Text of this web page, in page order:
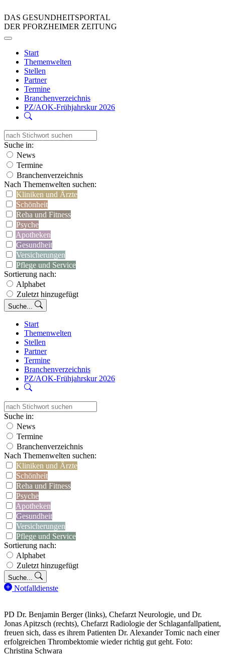
DAS GESUNDHEITSPORTAL
DER PFORZHEIMER ZEITUNG
Start
Themenwelten
Stellen
Partner
Termine
Branchenverzeichnis
PZ/AOK-Frühjahrskur 2026
Suche in:
News
Termine
Branchenverzeichnis
Nach Themenwelten suchen:
Kliniken und Ärzte
Schönheit
Reha und Fitness
Psyche
Apotheken
Gesundheit
Versicherungen
Pflege und Service
Sortierung nach:
Alphabet
Zuletzt hinzugefügt
Suche...
Start
Themenwelten
Stellen
Partner
Termine
Branchenverzeichnis
PZ/AOK-Frühjahrskur 2026
Suche in:
News
Termine
Branchenverzeichnis
Nach Themenwelten suchen:
Kliniken und Ärzte
Schönheit
Reha und Fitness
Psyche
Apotheken
Gesundheit
Versicherungen
Pflege und Service
Sortierung nach:
Alphabet
Zuletzt hinzugefügt
Suche...
Notfalldienste
PD Dr. Benjamin Berger (links), Chefarzt Neurologie, und Dr.
Jonas Apitzsch (rechts), Chefarzt Radiologie der Schlaganfallpatient,
freuen sich, dass es ihrem Patienten Dr. Alexander Tomic nach einer
erfolgreichen Thrombektomie wieder richtig gut geht. Foto:
Christina Schwara